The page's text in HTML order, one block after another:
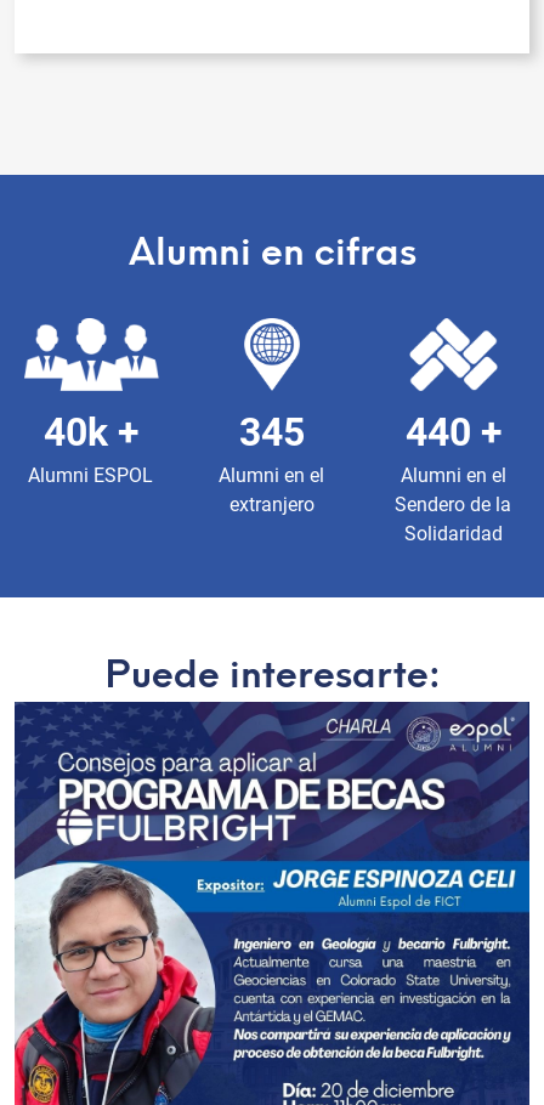
Alumni en cifras
40k +
Alumni ESPOL
345
Alumni en el
extranjero
440 +
Alumni en el
Sendero de la
Solidaridad
Puede interesarte: